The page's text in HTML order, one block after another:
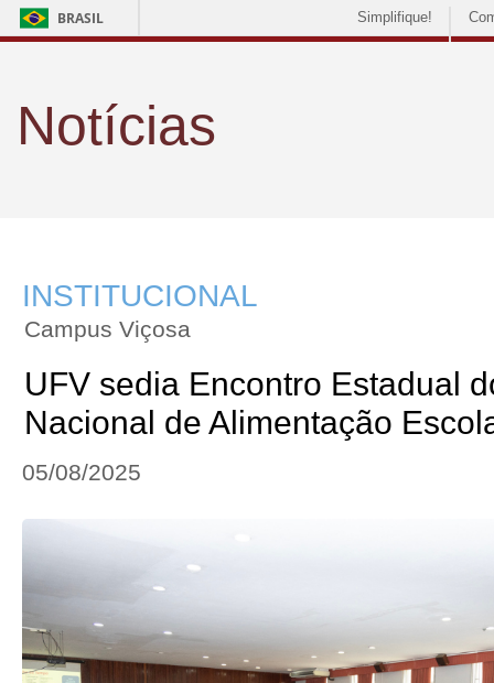
BRASIL Simplifique!
Notícias
INSTITUCIONAL
Campus Viçosa
UFV sedia Encontro Estadual
Nacional de Alimentação
05/08/2025